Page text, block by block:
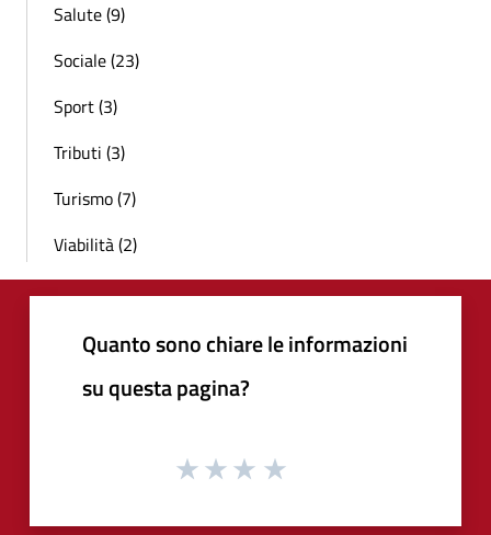
Salute (9)
Sociale (23)
Sport (3)
Tributi (3)
Turismo (7)
Viabilità (2)
Quanto sono chiare le informazioni
su questa pagina?